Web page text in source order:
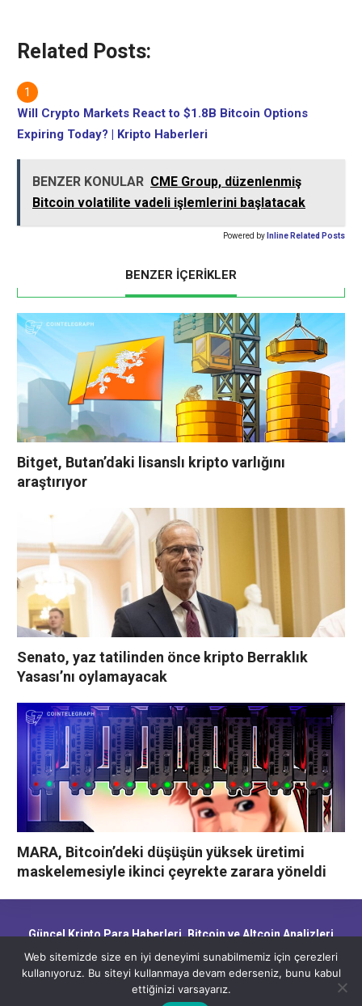
Related Posts:
Will Crypto Markets React to $1.8B Bitcoin Options
Expiring Today? | Kripto Haberleri
BENZER KONULAR CME Group, düzenlenmiş
Bitcoin volatilite vadeli işlemlerini başlatacak
Powered by Inline Related Posts
BENZER İÇERİKLER
Bitget, Butan’daki lisanslı kripto varlığını
araştırıyor
Senato, yaz tatilinden önce kripto Berraklık
Yasası’nı oylamayacak
MARA, Bitcoin’deki düşüşün yüksek üretimi
maskelemesiyle ikinci çeyrekte zarara yöneldi
Güncel Kripto Para Haberleri, Bitcoin ve Altcoin Analizleri,
Blockchain Gelişmeleri ve Piyasa Trendleri
CryptoHaber.net - Güncel Kripto Para Haberleri, Bitcoin ve Altcoin
Web sitemizde size en iyi deneyimi sunabilmemiz için çerezleri
kullanıyoruz. Bu siteyi kullanmaya devam ederseniz, bunu kabul
ettiğinizi varsayarız.